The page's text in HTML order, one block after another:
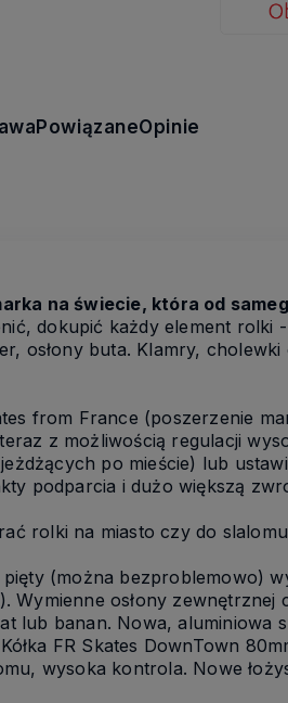
PowiązaneOpinie
na świecie, która od
dokupić każdy element rolki
osłony buta. Klamry,
from France (poszerzenie
z możliwością regulacji
po mieście) lub
podparcia i dużo większą
rolki na miasto czy do
(można bezproblemowo)
osłony zewnętrznej
lub banan. Nowa, aluminiowa
FR Skates DownTown
wysoka kontrola. Nowe